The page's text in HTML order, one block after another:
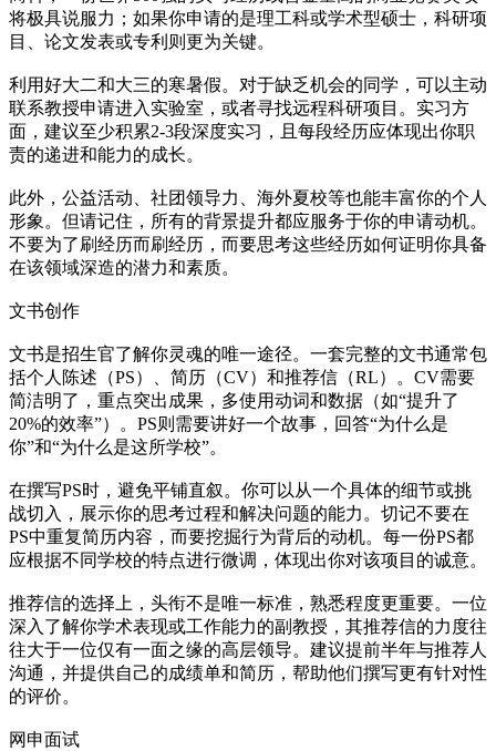
将极具说服力；如果你申请的是理工科或学术型硕士，科研项
目、论文发表或专利则更为关键。
利用好大二和大三的寒暑假。对于缺乏机会的同学，可以主动
联系教授申请进入实验室，或者寻找远程科研项目。实习方
面，建议至少积累2-3段深度实习，且每段经历应体现出你职
责的递进和能力的成长。
此外，公益活动、社团领导力、海外夏校等也能丰富你的个人
形象。但请记住，所有的背景提升都应服务于你的申请动机。
不要为了刷经历而刷经历，而要思考这些经历如何证明你具备
在该领域深造的潜力和素质。
文书创作
文书是招生官了解你灵魂的唯一途径。一套完整的文书通常包
括个人陈述（PS）、简历（CV）和推荐信（RL）。CV需要
简洁明了，重点突出成果，多使用动词和数据（如“提升了
20%的效率”）。PS则需要讲好一个故事，回答“为什么是
你”和“为什么是这所学校”。
在撰写PS时，避免平铺直叙。你可以从一个具体的细节或挑
战切入，展示你的思考过程和解决问题的能力。切记不要在
PS中重复简历内容，而要挖掘行为背后的动机。每一份PS都
应根据不同学校的特点进行微调，体现出你对该项目的诚意。
推荐信的选择上，头衔不是唯一标准，熟悉程度更重要。一位
深入了解你学术表现或工作能力的副教授，其推荐信的力度往
往大于一位仅有一面之缘的高层领导。建议提前半年与推荐人
沟通，并提供自己的成绩单和简历，帮助他们撰写更有针对性
的评价。
网申面试